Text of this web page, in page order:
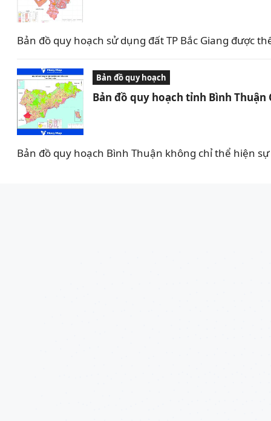
Bản đồ quy hoạch sử dụng đất TP Bắc Giang được
Bản đồ quy hoạch
Bản đồ quy hoạch tỉnh Bình Thuận
Bản đồ quy hoạch Bình Thuận không chỉ thể hiện